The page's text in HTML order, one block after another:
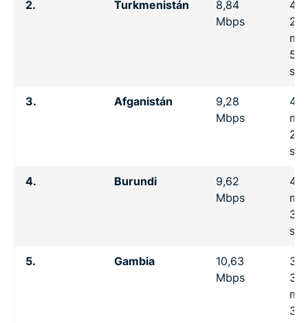
2. Turkmenistán
8,84
Mbps
4
23
57
3. Afganistán
9,28
Mbps
4
26
4. Burundi
9,62
Mbps
4
33
5. Gambia
10,63
Mbps
3
39
30